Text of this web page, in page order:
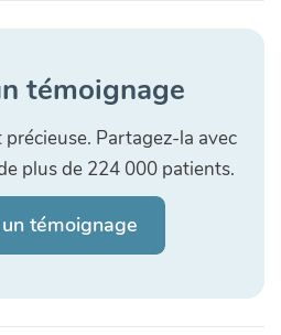
témoignage
Partagez-la avec
plus de 224 000 patients.
témoignage